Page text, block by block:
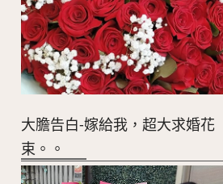
大膽告白-嫁給我，超大求婚花
束。。